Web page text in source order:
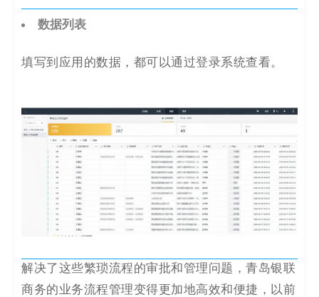
数据列表
填写到应用的数据，都可以通过登录系统查看。
解决了这些繁琐流程的审批和管理问题，青岛银联
商务的业务流程管理变得更加地高效和便捷，以前